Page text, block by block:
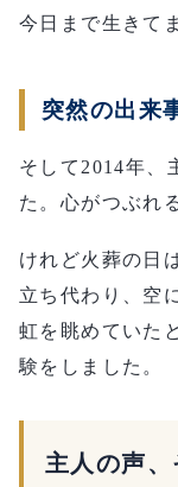
今日まで生きて
突然の出来
そして2014年、
た。心がつぶれ
けれど火葬の日
立ち代わり、空
虹を眺めていた
験をしました。
主人の声、